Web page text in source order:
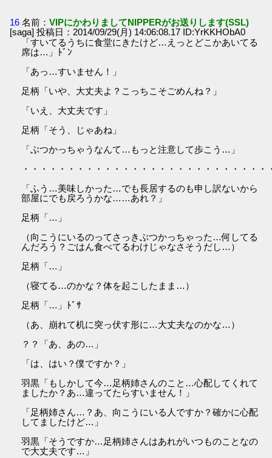
16 名前：VIPにかわりましてNIPPERがお送りします(SSL)
[saga] 投稿日：2014/09/29(月) 14:06:08.17 ID:YrKKHObA0
「すいてるうちに食堂にきたけど…えっとどこかあいてる
席は…」ﾄﾞﾝ
「あっ…すいません！」
足柄「いや、大丈夫よ？こっちこそごめんね？」
「いえ、大丈夫です」
足柄「そう、じゃあね」
「ぶつかっちゃうなんて…もっと注意して歩こう…」
・・・・・・・・・・・・・・・・・・・・・・・・・・
「ふう…美味しかった…でも長居するのも申し訳ないから
部屋にでも戻ろうかな……あれ？」
足柄「…」
（向こうにいるのってさっきぶつかっちゃった…何してる
んだろう？ごはん食べてるわけじゃなさそうだし…）
足柄「…」
（寝てる…のかな？体を起こしたまま…）
足柄「…」ﾄﾞｻ
（あ、崩れて机に突っ伏す形に…大丈夫なのかな…）
？？「あ、あの…」
「は、はい？僕ですか？」
羽黒「もしかして今…足柄姉さんのこと…心配してくれて
ましたか？あ…違ってたらすいません！」
「足柄姉さん…？あ、向こうにいる人ですか？確かに心配
してましたけど…」
羽黒「そうですか…足柄姉さんはあれがいつものことなの
で大丈夫です…」